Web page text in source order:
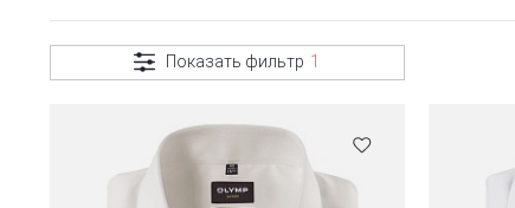
Показать фильтр 1